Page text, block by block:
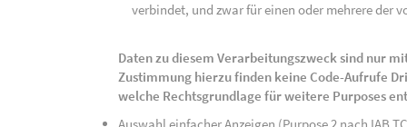
verbindet, und zwar für einen oder mehrere der
Daten zu diesem Verarbeitungszweck sind nur
Zustimmung hierzu finden keine Code-Aufrufe
welche Rechtsgrundlage für weitere Purposes